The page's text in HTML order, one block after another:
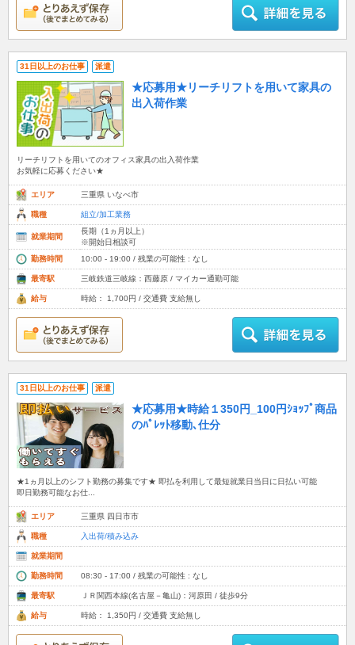
31日以上のお仕事 派遣
★応募用★リーチリフトを用いて家具の
出入荷作業
リーチリフトを用いてのオフィス家具の出入荷作業
お気軽に応募ください★
エリア 三重県 いなべ市
職種 組立/加工業務
就業期間
長期（1ヵ月以上）
※開始日相談可
勤務時間
10:00 - 19:00 / 残業の可能性 : なし
最寄駅 三岐鉄道三岐線：西藤原 / マイカー通勤可能
給与 時給： 1,700円 / 交通費 支給無し
31日以上のお仕事 派遣
★応募用★時給１350円_100円ｼｮｯﾌﾟ商品
のﾊﾟﾚｯﾄ移動､仕分
★1ヵ月以上のシフト勤務の募集です★ 即払を利用して最短就業日当日に日払い可能
即日勤務可能なお仕...
エリア 三重県 四日市市
職種 入出荷/積み込み
就業期間
勤務時間 08:30 - 17:00 / 残業の可能性 : なし
最寄駅 ＪＲ関西本線(名古屋－亀山)：河原田 / 徒歩9分
給与 時給： 1,350円 / 交通費 支給無し